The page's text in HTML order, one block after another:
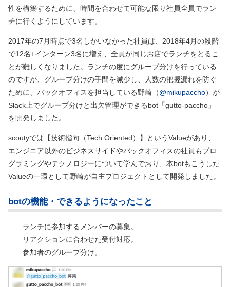
性を構築するために、時間を合わせて可能な限り社員全員でラン
チに行くようにしています。
2017年の7月時点で3名しかいなかった社員は、2018年4月の段階
で12名+インターン3名に増え、全員が同じお店でランチをとるこ
とが難しくなりました。ランチの度にグループ分けを行っている
のですが、グループ分けの手間を減少し、人数の把握漏れを防ぐ
ために、バックオフィスを担当している野崎（@mikupaccho）が
Slack上でグループ分けと出欠管理ができるbot「gutto-paccho」
を開発しました。
scoutyでは【技術指向（Tech Oriented）】というValueがあり、
エンジニア以外のビジネスサイドやバックオフィスの社員もプロ
グラミングやテクノロジーについて学んでおり、本botもこうした
Valueの一環として野崎が自主プロジェクトとして開発しました。
botの機能・できるようになったこと
ランチに参加するメンバーの募集。
リアクションに合わせた受付対応。
参加者のグループ分け。